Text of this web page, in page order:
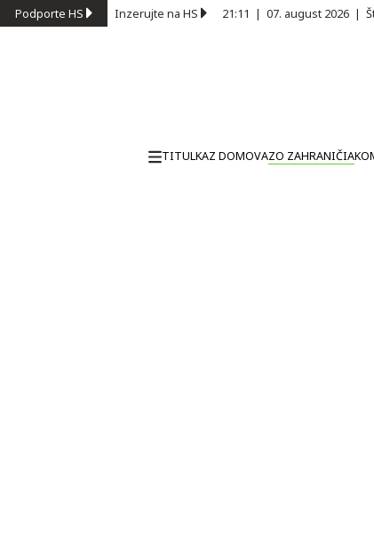
Podporte HS Inzerujte na HS 21:11 | 07. august 2026 |
TITULKAZ DOMOVAZO ZAHRANIČIA